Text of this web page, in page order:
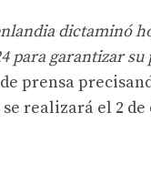
dictaminó
para garantizar
prensa
realizará el 2